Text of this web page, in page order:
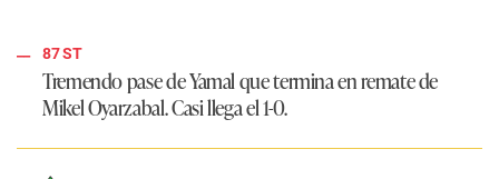
87 ST
Tremendo pase de Yamal que termina en remate de
Mikel Oyarzabal. Casi llega el 1-0.